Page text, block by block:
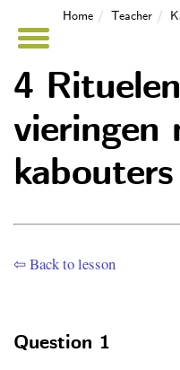
Home Teacher
4
vieringen
⇦ Back to lesson
Question 1